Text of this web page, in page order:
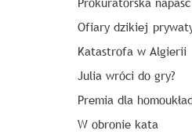
Ofiary dzikiej
Katastrofa w Algierii
Julia wróci do gry?
Premia dla
W obronie kata